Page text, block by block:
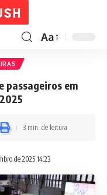
Aa
passageiros em
de 2025 14:23
3 min. de leitura